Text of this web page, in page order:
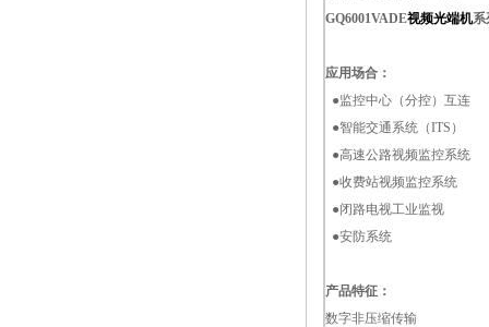
GQ6001VADE视频光端机系
应用场合：
●监控中心（分控）互连
●智能交通系统（ITS）
●高速公路视频监控系统
●收费站视频监控系统
●闭路电视工业监视
●安防系统
产品特征：
数字非压缩传输